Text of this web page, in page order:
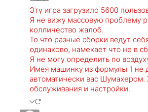
Эту игра загрузило 5600
Я не вижу массовую проблему
колличество жалоб.
То что разные сборки ведут
одинаково, намекает что не в
Я не могу определить по
Имея машинку из формулы 1 не
автоматически вас
обслуживания и настройки.